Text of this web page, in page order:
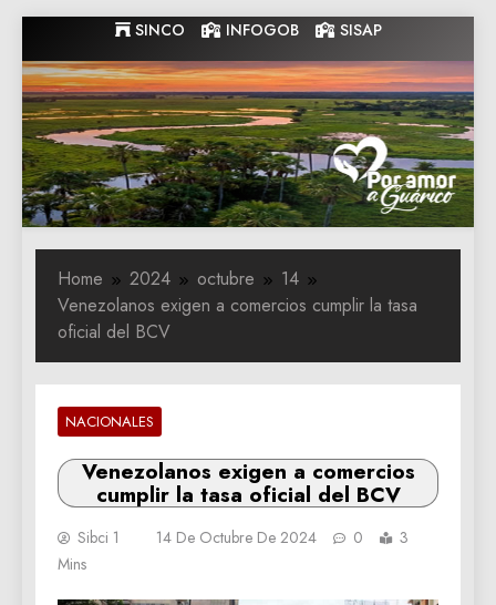
to
content
SINCO INFOGOB SISAP
Gobernacion
de Guarico
Gobernacion de Guarico
Home 2024 octubre
14
Venezolanos exigen a comercios cumplir la tasa
oficial del BCV
NACIONALES
Venezolanos exigen a comercios
cumplir la tasa oficial del BCV
Sibci 1 14 De Octubre De 2024 0
3
Mins